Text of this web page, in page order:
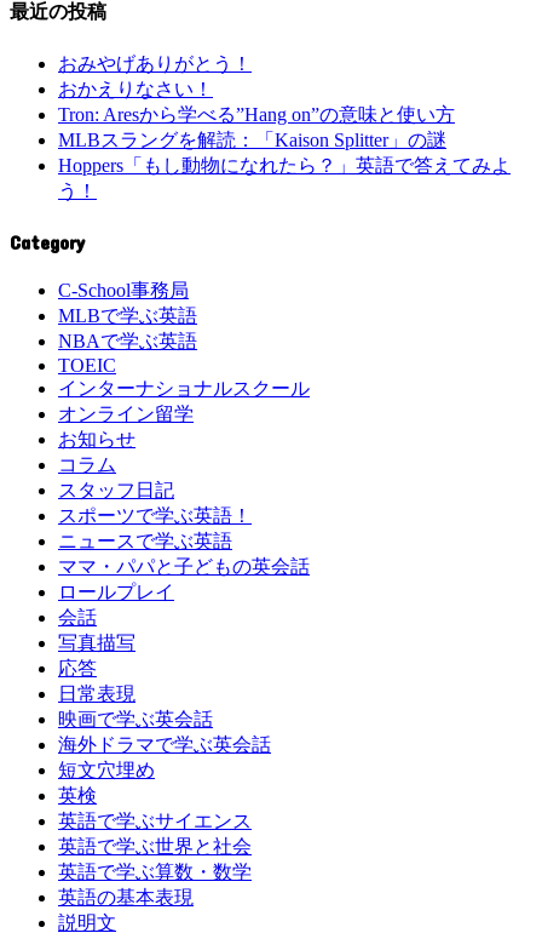
最近の投稿
おみやげありがとう！
おかえりなさい！
Tron: Aresから学べる”Hang on”の意味と使い方
MLBスラングを解読：「Kaison Splitter」の謎
Hoppers「もし動物になれたら？」英語で答えてみよ
う！
Category
C-School事務局
MLBで学ぶ英語
NBAで学ぶ英語
TOEIC
インターナショナルスクール
オンライン留学
お知らせ
コラム
スタッフ日記
スポーツで学ぶ英語！
ニュースで学ぶ英語
ママ・パパと子どもの英会話
ロールプレイ
会話
写真描写
応答
日常表現
映画で学ぶ英会話
海外ドラマで学ぶ英会話
短文穴埋め
英検
英語で学ぶサイエンス
英語で学ぶ世界と社会
英語で学ぶ算数・数学
英語の基本表現
説明文